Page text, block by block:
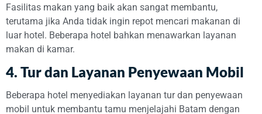
Fasilitas makan yang baik akan sangat membantu,
terutama jika Anda tidak ingin repot mencari makanan di
luar hotel. Beberapa hotel bahkan menawarkan layanan
makan di kamar.
4. Tur dan Layanan Penyewaan Mobil
Beberapa hotel menyediakan layanan tur dan penyewaan
mobil untuk membantu tamu menjelajahi Batam dengan